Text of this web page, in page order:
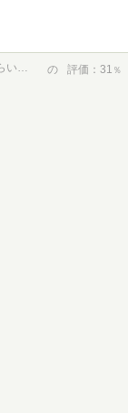
鬼滅の刃 ノベライズ ~カナヲと無一郎! 命をかけた闘い編~ (集英社みらい文庫) の 評価 31 ％